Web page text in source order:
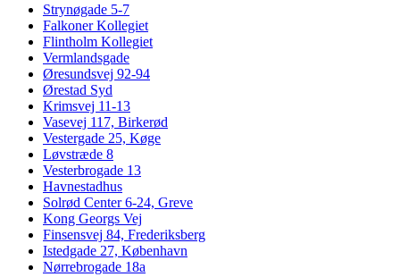
Strynøgade 5-7
Falkoner Kollegiet
Flintholm Kollegiet
Vermlandsgade
Øresundsvej 92-94
Ørestad Syd
Krimsvej 11-13
Vasevej 117, Birkerød
Vestergade 25, Køge
Løvstræde 8
Vesterbrogade 13
Havnestadhus
Solrød Center 6-24, Greve
Kong Georgs Vej
Finsensvej 84, Frederiksberg
Istedgade 27, København
Nørrebrogade 18a